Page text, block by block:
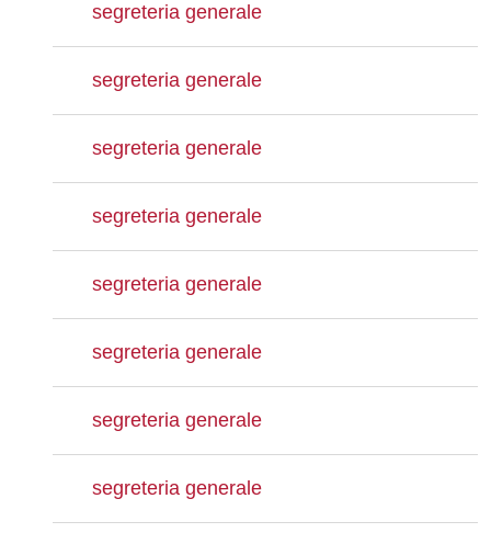
segreteria generale
segreteria generale
segreteria generale
segreteria generale
segreteria generale
segreteria generale
segreteria generale
segreteria generale